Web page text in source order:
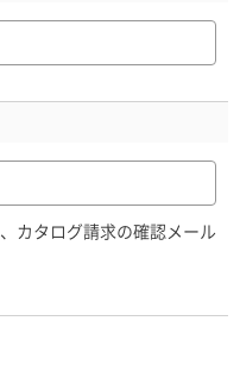
カタログ請求の確認メール